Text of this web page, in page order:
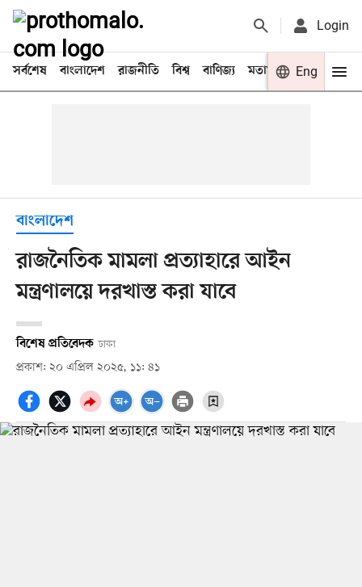
Login
সর্বশেষ বাংলাদেশ রাজনীতি বিশ্ব বাণিজ্য মতামত খেলা
Eng
বাংলাদেশ
রাজনৈতিক মামলা প্রত্যাহারে আইন
মন্ত্রণালয়ে দরখাস্ত করা যাবে
বিশেষ প্রতিবেদক ঢাকা
প্রকাশ: ২০ এপ্রিল ২০২৫, ১১: ৪১